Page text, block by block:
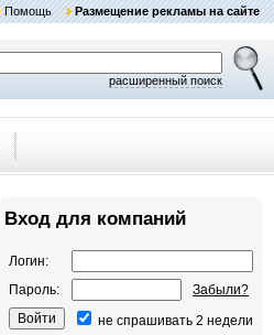
Помощь Размещение рекламы на сайте
расширенный поиск
Вход для компаний
Логин:
Пароль:
Забыли?
не спрашивать 2 недели